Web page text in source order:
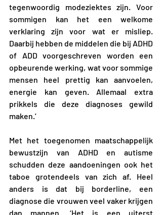
tegenwoordig modeziektes zijn. Voor
sommigen kan het een welkome
verklaring zijn voor wat er misliep.
Daarbij hebben de middelen die bij ADHD
of ADD voorgeschreven worden een
opbeurende werking, wat voor sommige
mensen heel prettig kan aanvoelen,
energie kan geven. Allemaal extra
prikkels die deze diagnoses gewild
maken.’
Met het toegenomen maatschappelijk
bewustzijn van ADHD en autisme
schudden deze aandoeningen ook het
taboe grotendeels van zich af. Heel
anders is dat bij borderline, een
diagnose die vrouwen veel vaker krijgen
dan mannen. ‘Het is een uiterst